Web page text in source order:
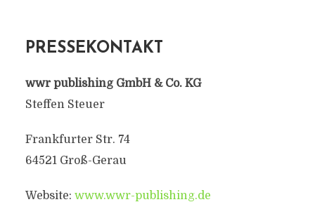
PRESSEKONTAKT
wwr publishing GmbH & Co. KG
Steffen Steuer
Frankfurter Str. 74
64521 Groß-Gerau
Website: www.wwr-publishing.de